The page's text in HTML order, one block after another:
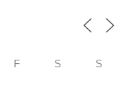
F S S